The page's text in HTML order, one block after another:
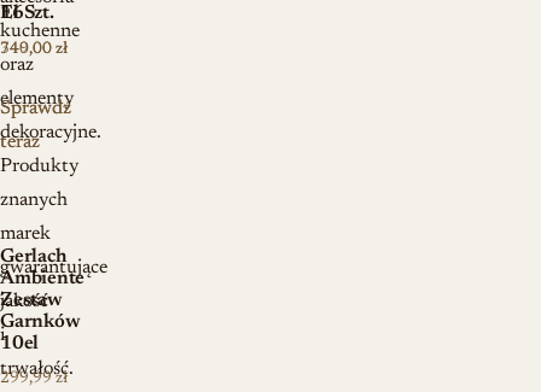
kuchenne
oraz
elementy
dekoracyjne.
Produkty
znanych
marek
gwarantujące
jakość
i
trwałość.
16Szt.
749,00 zł
Sprawdź
teraz
El
340,00 zł
Sprawdź
teraz
Gerlach
Ambiente
Zestaw
Garnków
10el
299,99zł